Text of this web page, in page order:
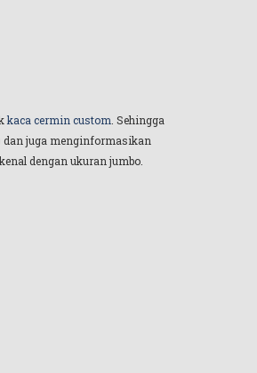
kaca cermin custom . Sehingga
juga menginformasikan
dengan ukuran jumbo.